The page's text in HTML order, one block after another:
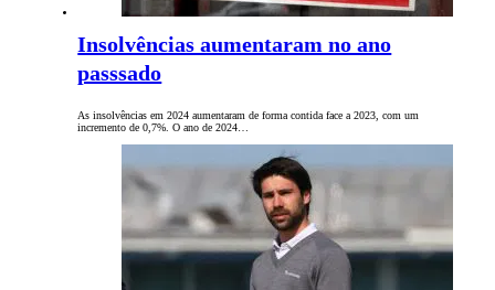
Insolvências aumentaram no ano
passsado
As insolvências em 2024 aumentaram de forma contida face a 2023, com um
incremento de 0,7%. O ano de 2024…